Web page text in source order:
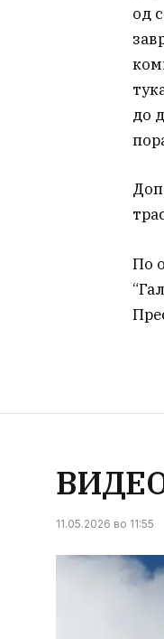
од
до
По
11.05.2026 во 11:55